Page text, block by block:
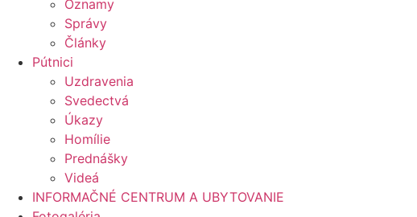
Oznamy
Správy
Články
Pútnici
Uzdravenia
Svedectvá
Úkazy
Homílie
Prednášky
Videá
INFORMAČNÉ CENTRUM A UBYTOVANIE